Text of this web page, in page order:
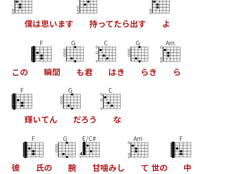
僕は思います 持ってたら出す よ
この
F
瞬間
G
も君
C
はき
G
らき
Am
ら
F
輝いてん
G
だろう
C
な
彼
F
氏の
G
腕
E/C#
甘噛みし
Am
て 世の
F
中